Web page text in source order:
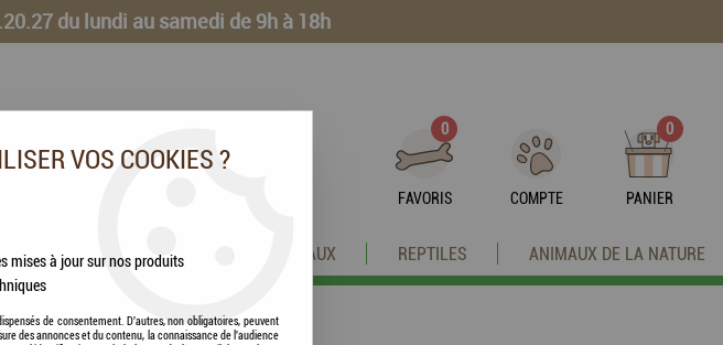
du lundi au samedi de 9h à 18h
0
FAVORIS COMPTE
0
PANIER
ANIMAUX DE LA FERME OISEAUX REPTILES ANIMAUX DE LA NATURE
VOS COOKIES ?
mises à jour sur nos produits
de consentement. D'autres, non obligatoires, peuvent
des annonces et du contenu, la connaissance de l'audience